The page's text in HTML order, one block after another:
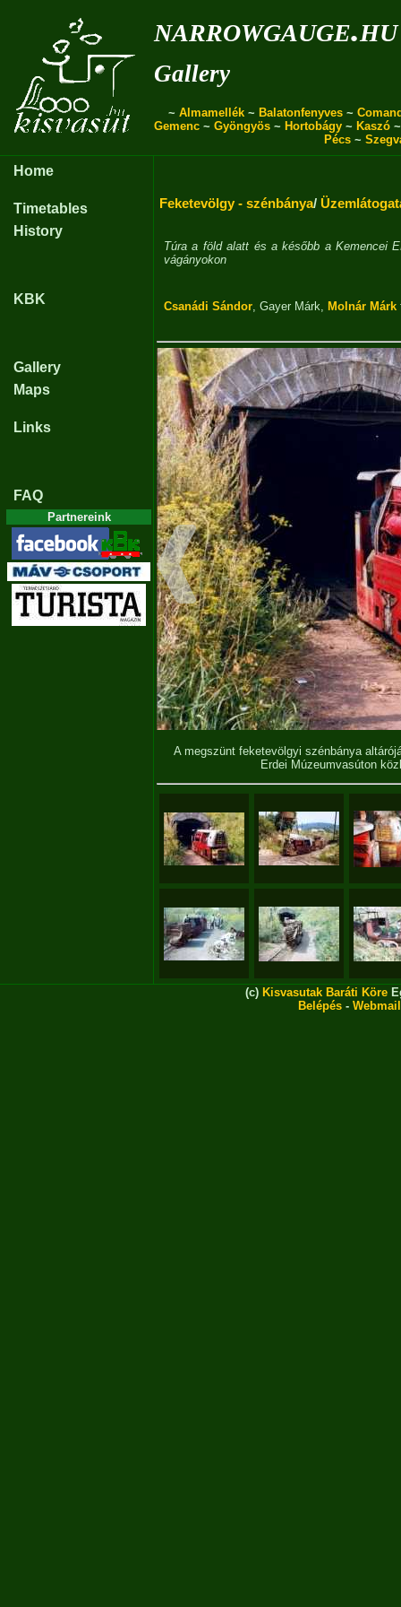
narrowgauge.hu
Gallery
~ Almamellék ~ Balatonfenyves ~
Gemenc ~ Gyöngyös ~ Hortobágy ~ Kaszó
Pécs ~
Home
Timetables
History
KBK
Gallery
Maps
Links
FAQ
Partnereink
Feketevölgy - szénbánya/
Túra a föld alatt és a később a Kemencei
vágányokon
Csanádi Sándor, Gayer Márk, Molnár Márk
A megszünt feketevölgyi szénbánya
Erdei Múzeumvasúton
(c) Kisvasutak Baráti Köre
Belépés - Webmail